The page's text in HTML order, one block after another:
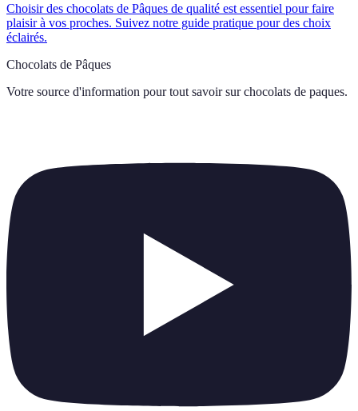
Choisir des chocolats de Pâques de qualité est essentiel pour faire
plaisir à vos proches. Suivez notre guide pratique pour des choix
éclairés.
Chocolats de Pâques
Votre source d'information pour tout savoir sur chocolats de paques.